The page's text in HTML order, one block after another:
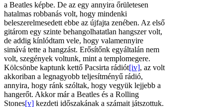
a Beatles képbe. De az egy annyira őrületesen
hatalmas robbanás volt, hogy mindenki
beleszerelmesedett ebbe az újfajta zenében. Az első
gitárom egy szinte behangolhatatlan hangszer volt,
de addig kínlódtam vele, hogy valamennyire
simává tette a hangzást. Erősítőnk egyáltalán nem
volt, szegények voltunk, mint a templomegere.
Kölcsönbe kaptunk kettő Pacsirta rádiót[iv], az volt
akkoriban a legnagyobb teljesítményű rádió,
annyira, hogy ránk szóltak, hogy vegyük lejjebb a
hangerőt. Akkor már a Beatles és a Rolling
Stones[v] kezdeti időszakának a számait játszottuk.